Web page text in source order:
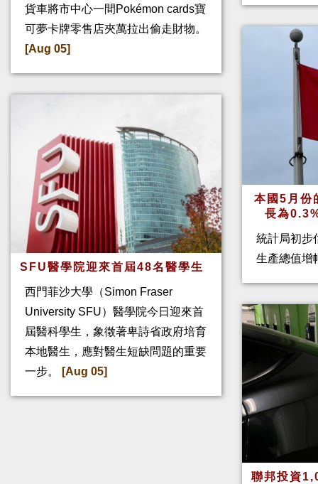
貨車將市中心一間Pokémon cards寶
可夢卡牌零售店夾萬拉出偷走財物。
[Aug 05]
SFU醫學院迎來首屆48名醫學生
西門菲沙大學（Simon Fraser
University SFU）醫學院今日迎來首
屆醫科學生，象徵著卑詩省政府培育
本地醫生，應對醫生短缺問題的重要
一步。
[Aug 05]
本國5月份
長為
統計局初步
生產總值增
聯邦投資